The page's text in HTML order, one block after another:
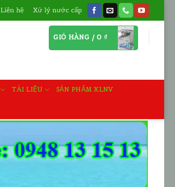
Liên hệ Xử lý nước cấp
GIỎ HÀNG /0₫
TÀI LIỆU SẢN PHẨM XLNV